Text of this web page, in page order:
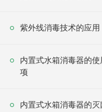
紫外线消毒技术的应用
内置式水箱消毒器的
项
内置式水箱消毒器的灭